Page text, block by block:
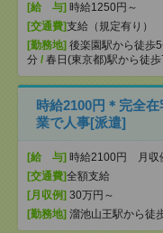
[給 与] 時給1250円～
[交通費]支給（規定有り）
[勤務地] 後楽園駅から徒歩
分 / 春日(東京都)駅から徒
時給2100円＊完全
業で人事[派遣]
[給 与] 時給2100円 月収
[交通費]全額支給
[月収例] 30万円～
[勤務地] 溜池山王駅から徒